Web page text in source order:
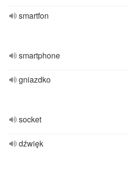
smartfon
smartphone
gniazdko
socket
dźwięk